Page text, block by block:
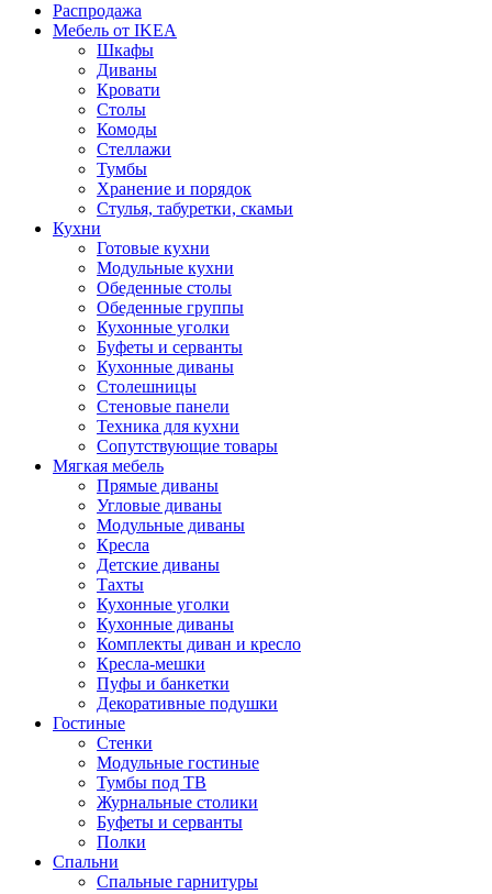
Распродажа
Мебель от IKEA
Шкафы
Диваны
Кровати
Столы
Комоды
Стеллажи
Тумбы
Хранение и порядок
Стулья, табуретки, скамьи
Кухни
Готовые кухни
Модульные кухни
Обеденные столы
Обеденные группы
Кухонные уголки
Буфеты и серванты
Кухонные диваны
Столешницы
Стеновые панели
Техника для кухни
Сопутствующие товары
Мягкая мебель
Прямые диваны
Угловые диваны
Модульные диваны
Кресла
Детские диваны
Тахты
Кухонные уголки
Кухонные диваны
Комплекты диван и кресло
Кресла-мешки
Пуфы и банкетки
Декоративные подушки
Гостиные
Стенки
Модульные гостиные
Тумбы под ТВ
Журнальные столики
Буфеты и серванты
Полки
Спальни
Спальные гарнитуры